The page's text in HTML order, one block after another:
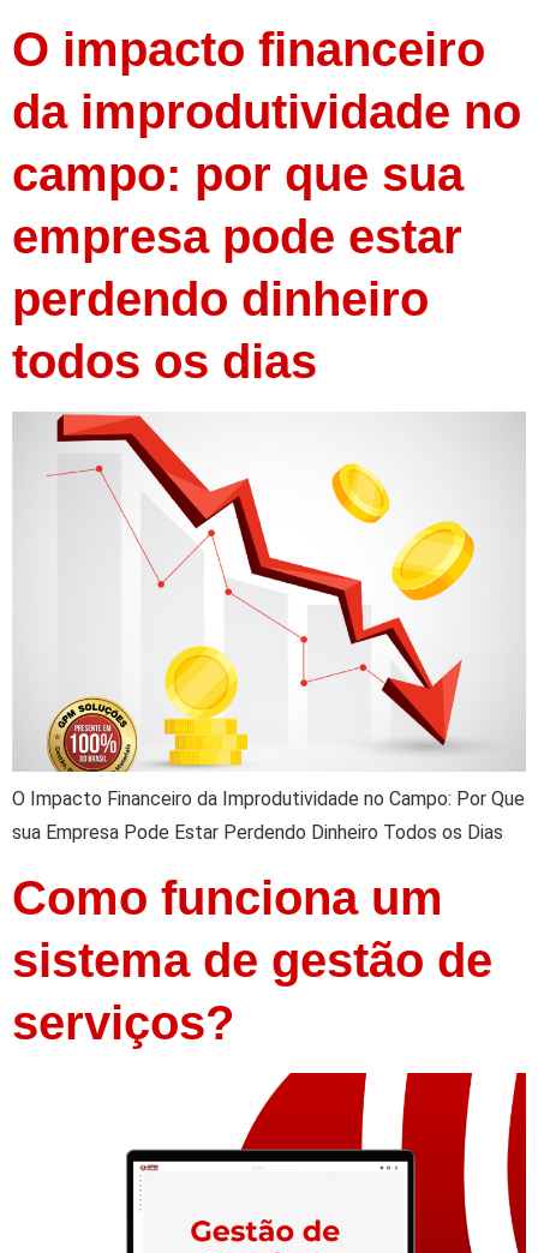
O impacto financeiro
da improdutividade no
campo: por que sua
empresa pode estar
perdendo dinheiro
todos os dias
O Impacto Financeiro da Improdutividade no Campo: Por Que
sua Empresa Pode Estar Perdendo Dinheiro Todos os Dias
Como funciona um
sistema de gestão de
serviços?